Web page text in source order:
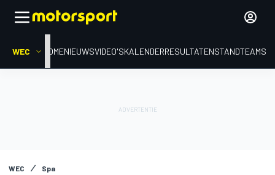
WEC HOMENIEUWSVIDEO'SKALENDERRESULTATENSTANDTEAMS
WEC Spa